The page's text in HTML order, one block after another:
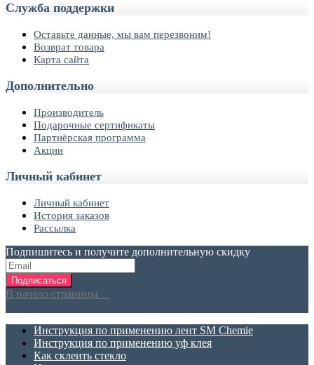
Служба поддержки
Оставьте данные, мы вам перезвоним!
Возврат товара
Карта сайта
Дополнительно
Производитель
Подарочные сертификаты
Партнёрская программа
Акции
Личный кабинет
Личный кабинет
История заказов
Рассылка
Подпишитесь и получите дополнительную скидку
Подписаться
В начало страницы
Инструкция по применению лент SM Chemie
Инструкция по применению уф клея
Как склеить стекло